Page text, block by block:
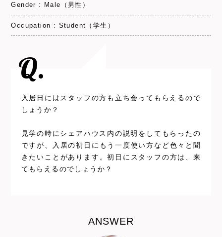
Gender : Male（男性）
Occupation : Student（学生）
Q.
入居日にはスタッフの方も立ち会ってもらえるので
しょうか？
見学の時にシェアハウス内の説明をしてもらったの
ですが、入居の初日にもう一度使い方など色々と聞
きたいことがあります。初日にスタッフの方は、来
てもらえるのでしょうか？
ANSWER